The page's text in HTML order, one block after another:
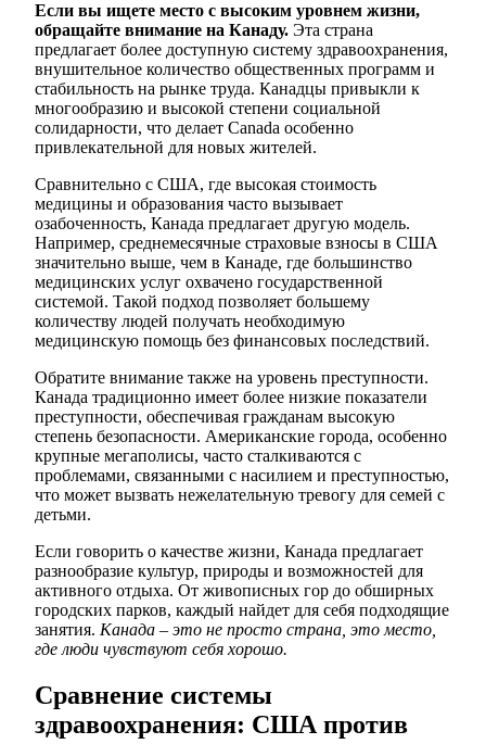
Если вы ищете место с высоким уровнем жизни,
обращайте внимание на Канаду. Эта страна
предлагает более доступную систему здравоохранения,
внушительное количество общественных программ и
стабильность на рынке труда. Канадцы привыкли к
многообразию и высокой степени социальной
солидарности, что делает Canada особенно
привлекательной для новых жителей.
Сравнительно с США, где высокая стоимость
медицины и образования часто вызывает
озабоченность, Канада предлагает другую модель.
Например, среднемесячные страховые взносы в США
значительно выше, чем в Канаде, где большинство
медицинских услуг охвачено государственной
системой. Такой подход позволяет большему
количеству людей получать необходимую
медицинскую помощь без финансовых последствий.
Обратите внимание также на уровень преступности.
Канада традиционно имеет более низкие показатели
преступности, обеспечивая гражданам высокую
степень безопасности. Американские города, особенно
крупные мегаполисы, часто сталкиваются с
проблемами, связанными с насилием и преступностью,
что может вызвать нежелательную тревогу для семей с
детьми.
Если говорить о качестве жизни, Канада предлагает
разнообразие культур, природы и возможностей для
активного отдыха. От живописных гор до обширных
городских парков, каждый найдет для себя подходящие
занятия. Канада – это не просто страна, это место,
где люди чувствуют себя хорошо.
Сравнение системы
здравоохранения: США против